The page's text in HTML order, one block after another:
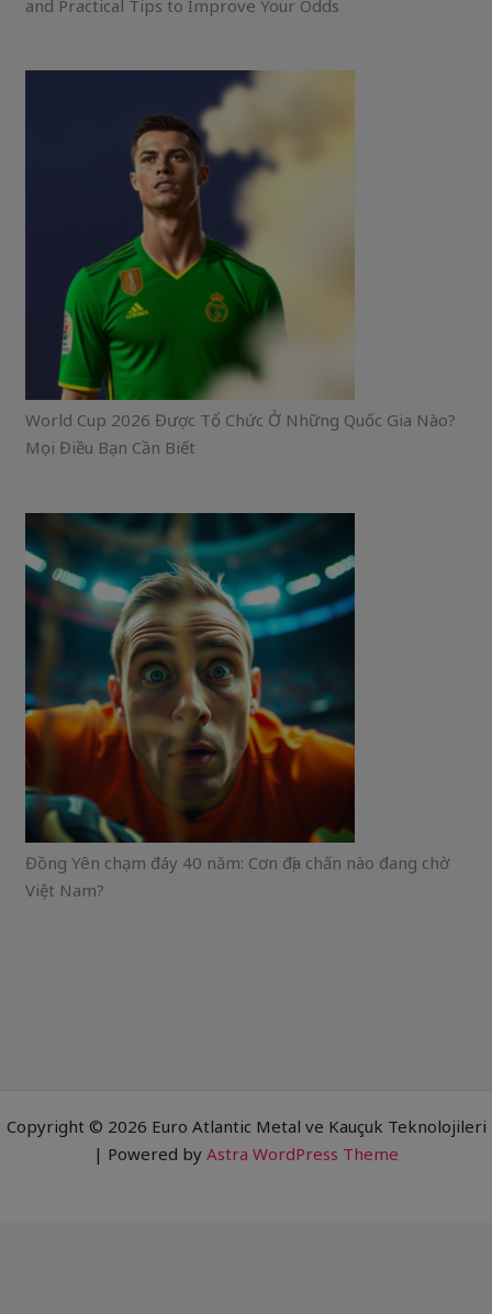
and Practical Tips to Improve Your Odds
World Cup 2026 Được Tổ Chức Ở Những Quốc Gia Nào?
Mọi Điều Bạn Cần Biết
Đồng Yên chạm đáy 40 năm: Cơn địa chấn nào đang chờ
Việt Nam?
Copyright © 2026 Euro Atlantic Metal ve Kauçuk Teknolojileri
| Powered by Astra WordPress Theme